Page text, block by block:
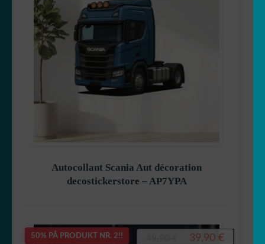
Autocollant Scania Aut décoration
decostickerstore – AP7YPA
50% PÅ PRODUKT NR. 2!!
Opprinnelig
39,90 €